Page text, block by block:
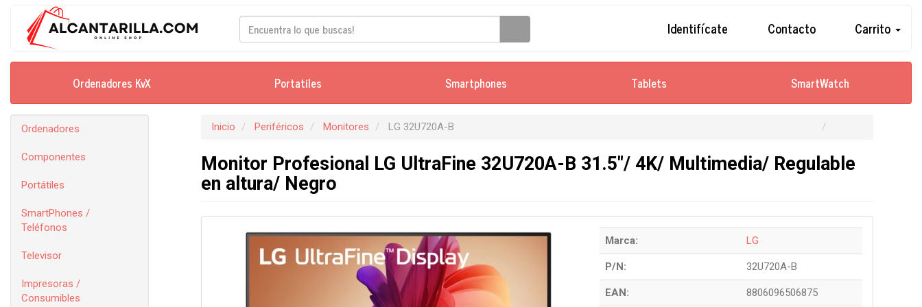
Identifícate Contacto Carrito
Ordenadores KvX Portatiles Smartphones Tablets SmartWatch
Ordenadores
Componentes
Portátiles
SmartPhones /
Teléfonos
Televisor
Impresoras /
Consumibles
Inicio Periféricos Monitores LG 32U720A-B
Monitor Profesional LG UltraFine 32U720A-B 31.5"/ 4K/ Multimedia/ Regulable
en altura/ Negro
Marca: LG
P/N: 32U720A-B
EAN: 8806096506875